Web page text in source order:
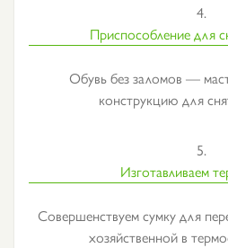
4.
Приспособление для
Обувь без заломов —
конструкцию для
5.
Изготавливаем
Совершенствуем сумку для
хозяйственной в